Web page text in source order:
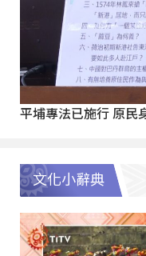
平埔專法已施行 原民
文化小辭典